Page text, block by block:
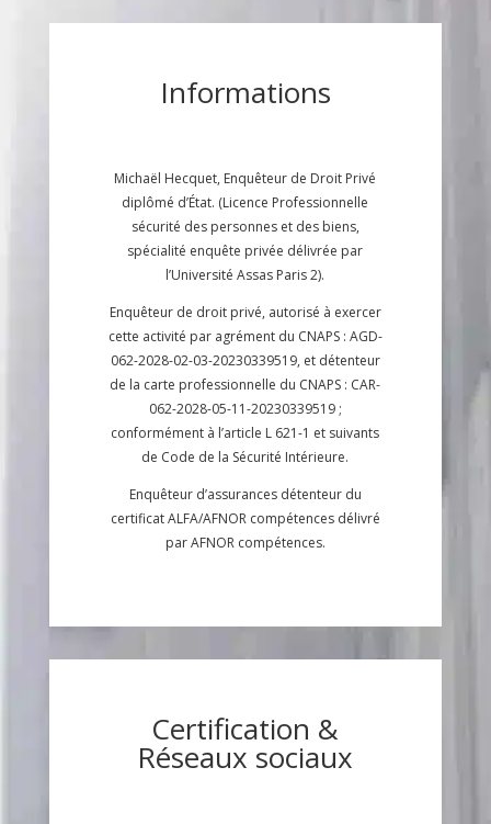
Informations
Michaël Hecquet, Enquêteur de Droit Privé
diplômé d’État. (Licence Professionnelle
sécurité des personnes et des biens,
spécialité enquête privée délivrée par
l’Université Assas Paris 2).
Enquêteur de droit privé, autorisé à exercer
cette activité par agrément du CNAPS : AGD-
062-2028-02-03-20230339519, et détenteur
de la carte professionnelle du CNAPS : CAR-
062-2028-05-11-20230339519 ;
conformément à l’article L 621-1 et suivants
de Code de la Sécurité Intérieure.
Enquêteur d’assurances détenteur du
certificat ALFA/AFNOR compétences délivré
par AFNOR compétences.
Certification &
Réseaux sociaux